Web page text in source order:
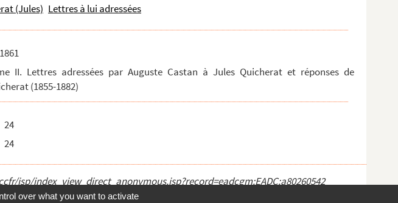
(Jules) Lettres à lui adressées
II. Lettres adressées par Auguste Castan à Jules Quicherat et réponses de
(1855-1882)
24
24
jsp/index_view_direct_anonymous.jsp?record=eadcgm:EADC:a80260542
over what you want to activate